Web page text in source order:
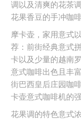
调以及清爽的花茶
花果香豆的手冲咖
摩卡壶，家用意式
荐：前街经典意式
卡以及少量的越南
意式咖啡出色且丰
街巴西皇后庄园咖
卡壶意式咖啡机的
花果调的特色意式